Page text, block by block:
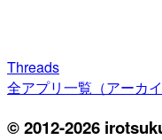
Threads
全アプリ一覧（アーカイ
© 2012-2026